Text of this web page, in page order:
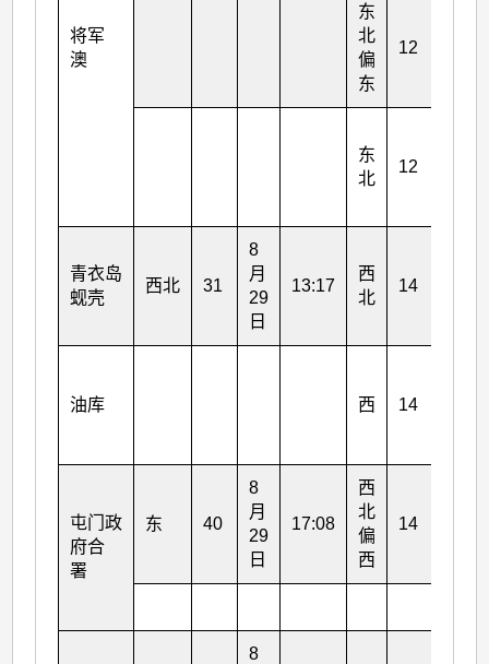
将军
澳
东
北
偏
东
12
东
北
12
青衣岛
蚬壳
西北 31
8
月
29
日
13:17
西
北
14
油库 西 14
屯门政
府合
署
东 40
8
月
29
日
17:08
西
北
偏
西
14
8